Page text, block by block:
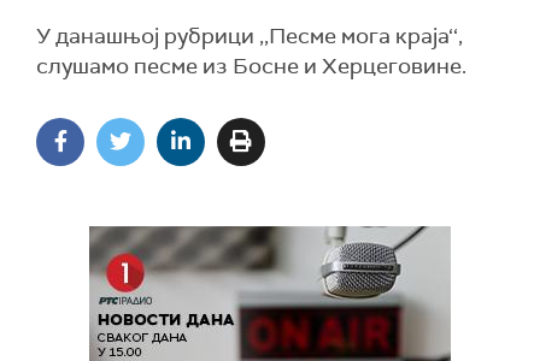
У данашњој рубрици ,,Песме мога краја‘‘,
слушамо песме из Босне и Херцеговине.